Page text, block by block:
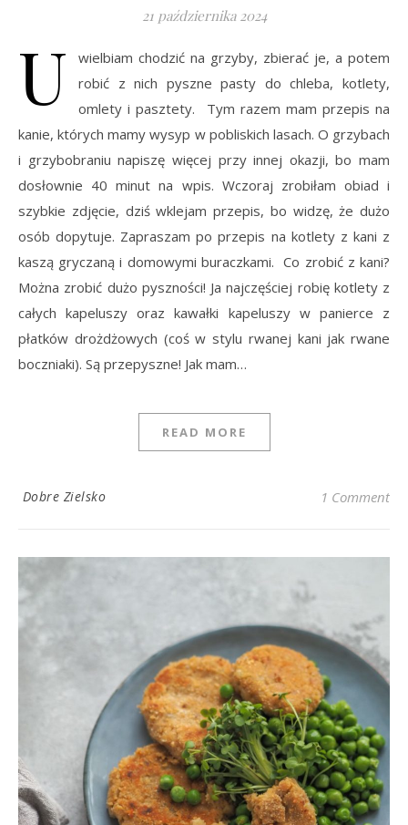
21 października 2024
U
wielbiam chodzić na grzyby, zbierać je, a potem
robić z nich pyszne pasty do chleba, kotlety,
omlety i pasztety. Tym razem mam przepis na
kanie, których mamy wysyp w pobliskich lasach. O grzybach
i grzybobraniu napiszę więcej przy innej okazji, bo mam
dosłownie 40 minut na wpis. Wczoraj zrobiłam obiad i
szybkie zdjęcie, dziś wklejam przepis, bo widzę, że dużo
osób dopytuje. Zapraszam po przepis na kotlety z kani z
kaszą gryczaną i domowymi buraczkami. Co zrobić z kani?
Można zrobić dużo pyszności! Ja najczęściej robię kotlety z
całych kapeluszy oraz kawałki kapeluszy w panierce z
płatków drożdżowych (coś w stylu rwanej kani jak rwane
boczniaki). Są przepyszne! Jak mam…
READ MORE
Dobre Zielsko 1 Comment